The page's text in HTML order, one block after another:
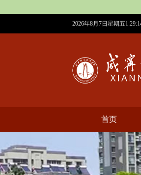
2026年8月7日星期五
首页